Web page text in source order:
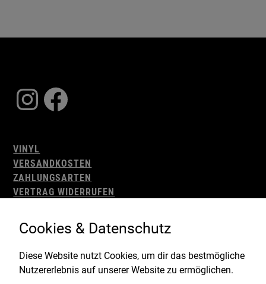
Instagram
Facebook
VINYL
VERSANDKOSTEN
ZAHLUNGSARTEN
VERTRAG WIDERRUFEN
WIDERRUFSBELEHRUNG
IMPRESSUM
Gefördert durch:
Cookies & Datenschutz
Diese Website nutzt Cookies, um dir das bestmögliche
Nutzererlebnis auf unserer Website zu ermöglichen.